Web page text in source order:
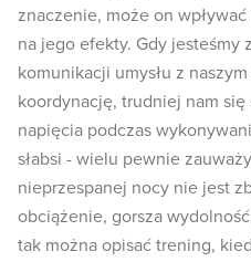
znaczenie, może on
na jego efekty. Gdy jesteśmy
komunikacji umysłu z naszym
koordynację, trudniej nam
napięcia podczas
słabsi - wielu pewnie
nieprzespanej nocy nie jest
obciążenie, gorsza
tak można opisać trening,